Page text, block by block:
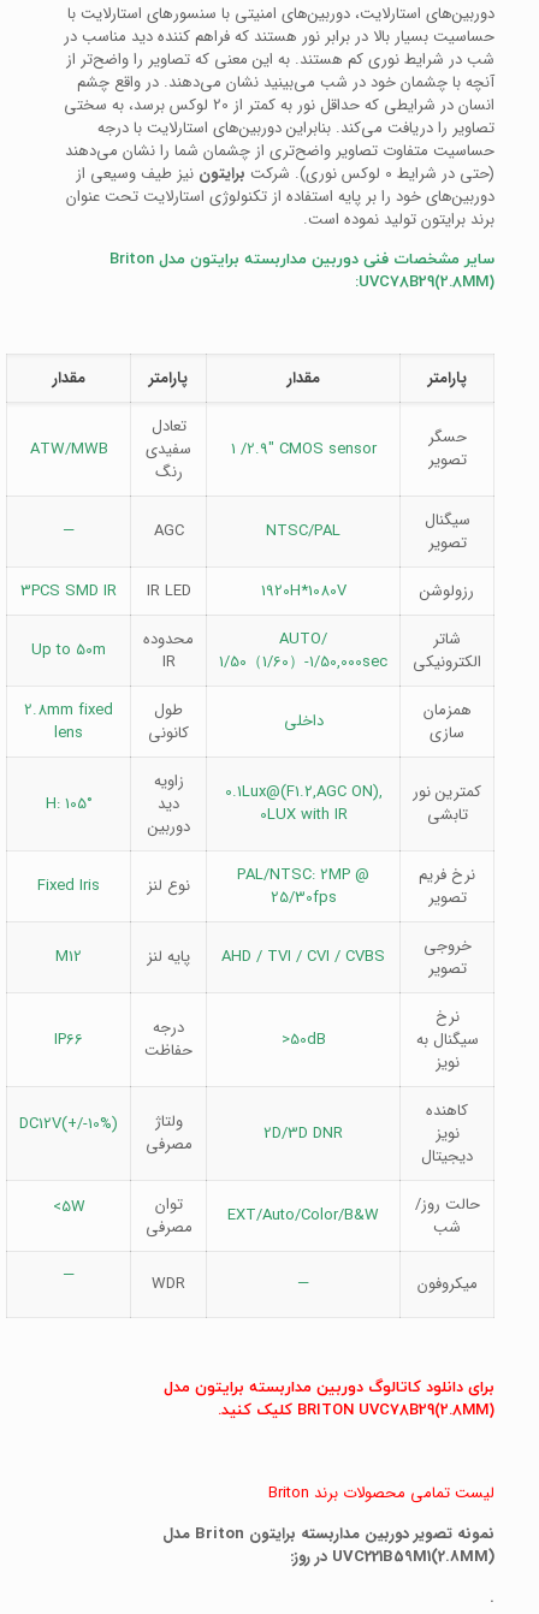
دوربین‌های استارلایت، دوربین‌های امنیتی با سنسورهای استارلایت با
حساسیت بسیار بالا در برابر نور هستند که فراهم کننده دید مناسب در
شب در شرایط نوری کم هستند. به این معنی که تصاویر را واضح‌تر از
آنچه با چشمان خود در شب می‌بینید نشان می‌دهند. در واقع چشم
انسان در شرایطی که حداقل نور به کمتر از 20 لوکس برسد، به سختی
تصاویر را دریافت می‌کند. بنابراین دوربین‌های استارلایت با درجه
حساسیت متفاوت تصاویر واضح‌تری از چشمان شما را نشان می‌دهند
(حتی در شرایط 0 لوکس نوری). شرکت
برایتون نیز طیف وسیعی از
دوربین‌های خود را بر پایه استفاده از تکنولوژی استارلایت تحت عنوان
برند برایتون تولید نموده است.
سایر مشخصات فنی دوربین مداربسته برایتون مدل Briton
UVC78B29(2.8MM):
پارامتر مقدار پارامتر مقدار
حسگر
تصویر
1 /2.9″ CMOS sensor
تعادل
سفیدی
رنگ
ATW/MWB
سیگنال
تصویر
NTSC/PAL
AGC
—
رزولوشن 1920H*1080V
IR LED
3PCS SMD IR
شاتر
الکترونیکی
AUTO/
1/50（1/60）-1/50,000sec
محدوده
IR
Up to 50m
همزمان
سازی
داخلی
طول
کانونی
2.8mm fixed
lens
کمترین نور
تابشی
0.1Lux@(F1.2,AGC ON),
0LUX with IR
زاویه
دید
دوربین
H: 105°
نرخ فریم
تصویر
PAL/NTSC: 2MP @
25/30fps
نوع لنز Fixed Iris
خروجی
تصویر
AHD / TVI / CVI / CVBS پایه لنز M12
نرخ
سیگنال به
نویز
>50dB
درجه
حفاظت
IP66
کاهنده
نویز
دیجیتال
2D/3D DNR
ولتاژ
مصرفی
DC12V(+/-10%)
حالت روز/
شب
EXT/Auto/Color/B&W
توان
مصرفی
5W>
میکروفون —
WDR
—
برای دانلود کاتالوگ دوربین مداربسته برایتون مدل
BRITON UVC78B29(2.8MM) کلیک کنید.
لیست تمامی محصولات برند Briton
نمونه تصویر دوربین مداربسته برایتون Briton مدل
UVC221B59M1(2.8MM) در روز:
.